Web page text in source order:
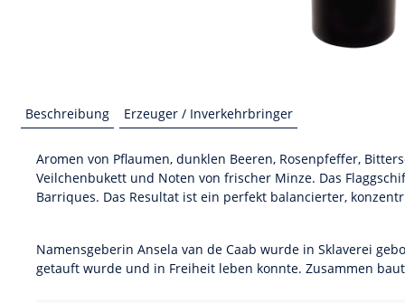
Beschreibung Erzeuger / Inverkehrbringer
Aromen von Pflaumen, dunklen Beeren, Rosenpfeffer,
Veilchenbukett und Noten von frischer Minze. Das
Barriques. Das Resultat ist ein perfekt balancierter,
Namensgeberin Ansela van de Caab wurde in Sklaverei
getauft wurde und in Freiheit leben konnte. Zusammen